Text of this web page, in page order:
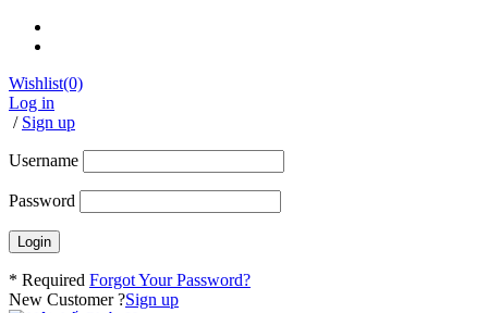
Wishlist(0)
Log in
/ Sign up
Username
Password
* Required Forgot Your Password?
New Customer ?Sign up